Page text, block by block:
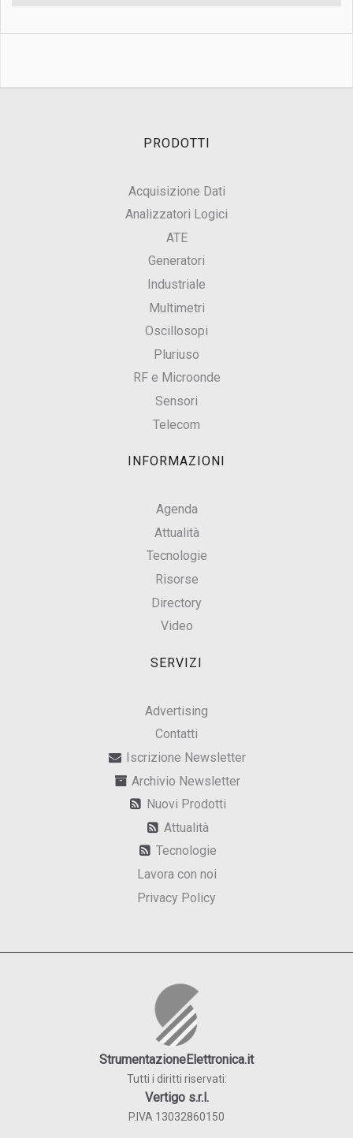
PRODOTTI
Acquisizione Dati
Analizzatori Logici
ATE
Generatori
Industriale
Multimetri
Oscillosopi
Pluriuso
RF e Microonde
Sensori
Telecom
INFORMAZIONI
Agenda
Attualità
Tecnologie
Risorse
Directory
Video
SERVIZI
Advertising
Contatti
Iscrizione Newsletter
Archivio Newsletter
Nuovi Prodotti
Attualità
Tecnologie
Lavora con noi
Privacy Policy
StrumentazioneElettronica.it
Tutti i diritti riservati:
Vertigo s.r.l.
P.IVA 13032860150